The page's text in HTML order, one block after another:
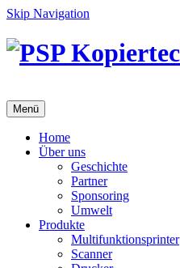
Skip Navigation
Menü
Home
Über uns
Geschichte
Partner
Sponsoring
Umwelt
Produkte
Multifunktionsprinter
Scanner